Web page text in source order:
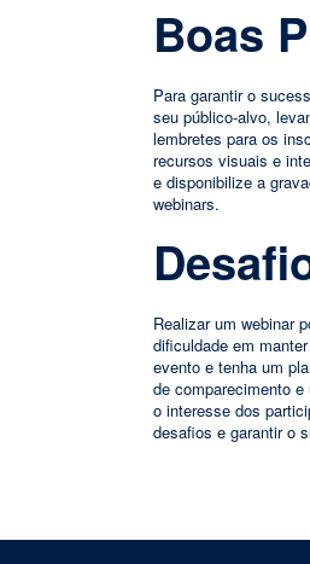
Boas
Para garantir o
seu público-alvo,
lembretes para os
recursos visuais e
e disponibilize a
webinars.
Realizar um webinar
dificuldade em
evento e tenha um
de comparecimento
o interesse dos
desafios e garantir o